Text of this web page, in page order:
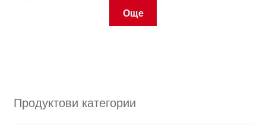
Още
Продуктови категории